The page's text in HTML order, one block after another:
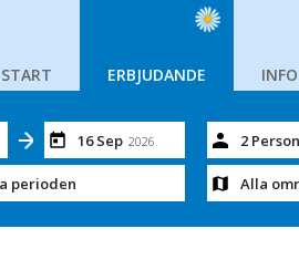
START ERBJUDANDE INFO
16 Sep 2026
perioden
2
Alla